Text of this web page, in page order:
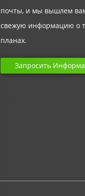
почты, и мы вышлем
свежую информацию о
планах.
Запросить